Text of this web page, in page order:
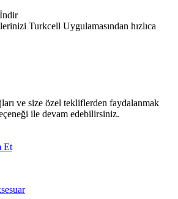
Turkcell Uygulamasından hızlıca
ve size özel tekliflerden faydalanmak
ile devam edebilirsiniz.
Et